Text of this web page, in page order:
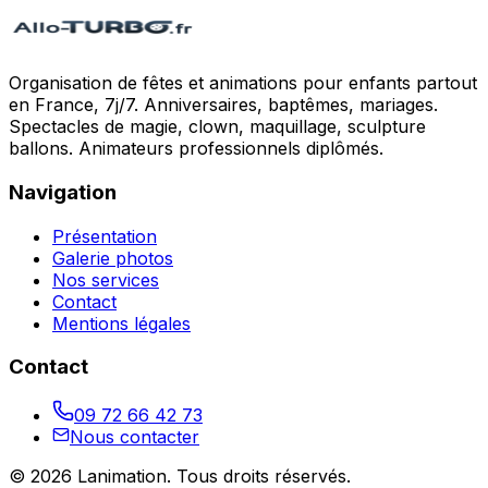
Organisation de fêtes et animations pour enfants partout
en France, 7j/7. Anniversaires, baptêmes, mariages.
Spectacles de magie, clown, maquillage, sculpture
ballons. Animateurs professionnels diplômés.
Navigation
Présentation
Galerie photos
Nos services
Contact
Mentions légales
Contact
09 72 66 42 73
Nous contacter
© 2026 Lanimation. Tous droits réservés.